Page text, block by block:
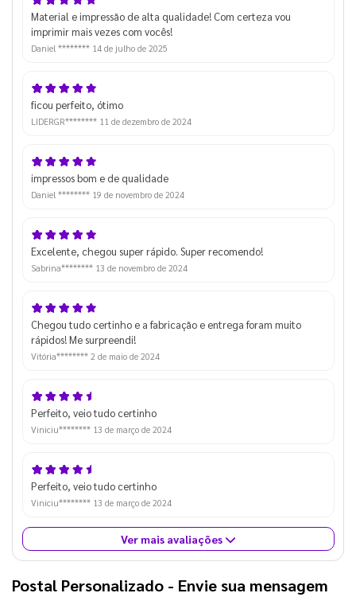
Material e impressão de alta qualidade! Com certeza vou
imprimir mais vezes com vocês!
Daniel ******** 14 de julho de 2025
ficou perfeito, ótimo
LIDERGR******** 11 de dezembro de 2024
impressos bom e de qualidade
Daniel ******** 19 de novembro de 2024
Excelente, chegou super rápido. Super recomendo!
Sabrina******** 13 de novembro de 2024
Chegou tudo certinho e a fabricação e entrega foram muito
rápidos! Me surpreendi!
Vitória******** 2 de maio de 2024
Perfeito, veio tudo certinho
Viniciu******** 13 de março de 2024
Perfeito, veio tudo certinho
Viniciu******** 13 de março de 2024
Ver mais avaliações
Postal Personalizado - Envie sua mensagem